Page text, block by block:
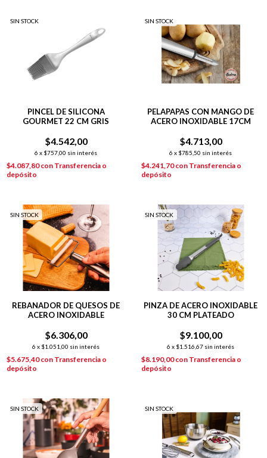
SIN STOCK
PINCEL DE SILICONA
GOURMET 22 CM GRIS
$4.542,00
6 x $757,00 sin interés
$4.087,80con Transferencia o
depósito
SIN STOCK
PELAPAPAS CON MANGO DE
ACERO INOXIDABLE 17CM
$4.713,00
6 x $785,50 sin interés
$4.241,70con Transferencia o
depósito
SIN STOCK
REBANADOR DE QUESOS DE
ACERO INOXIDABLE
$6.306,00
6 x $1.051,00 sin interés
$5.675,40con Transferencia o
depósito
SIN STOCK
PINZA DE ACERO INOXIDABLE
30 CM PLATEADO
$9.100,00
6 x $1.516,67 sin interés
$8.190,00con Transferencia o
depósito
SIN STOCK SIN STOCK